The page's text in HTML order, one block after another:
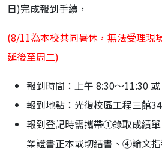
日)完成報到手續，
(8/11為本校共同暑休，無法受理現
延後至周二)
報到時間：上午 8:30～11:30
報到地點：光復校區工程三館
報到登記時需攜帶①錄取成績
業證書正本或切結書、④論文